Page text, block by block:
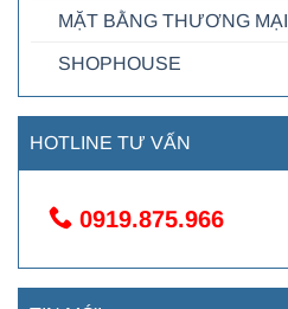
MẶT BẰNG THƯƠNG MẠI
SHOPHOUSE
HOTLINE TƯ VẤN
0919.875.966